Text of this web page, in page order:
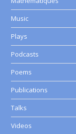
Music
Plays
Podcasts
Poems
Publications
Talks
Videos